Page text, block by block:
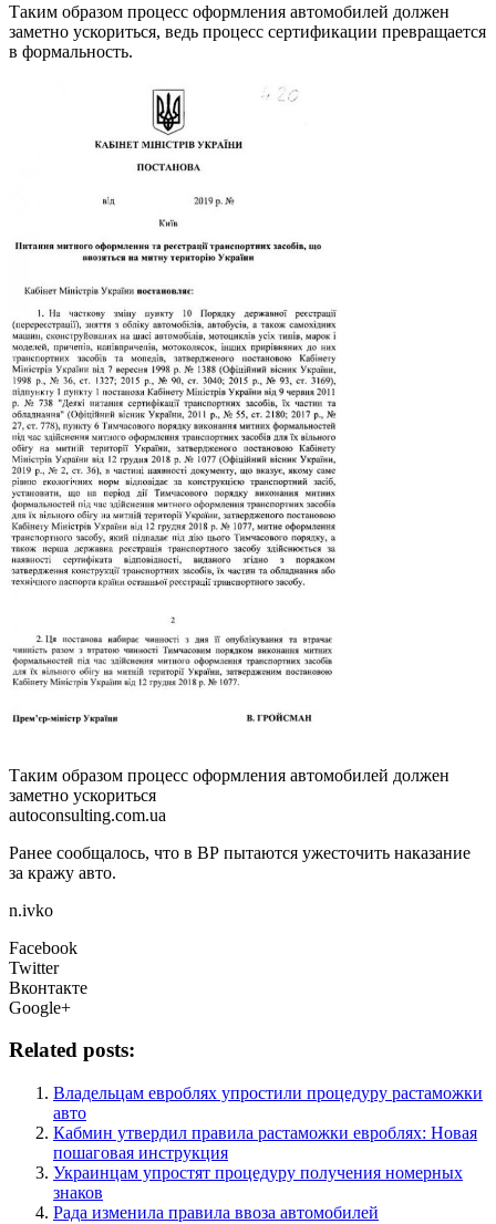
Таким образом процесс оформления автомобилей должен
заметно ускориться, ведь процесс сертификации превращается
в формальность.
Таким образом процесс оформления автомобилей должен
заметно ускориться
autoconsulting.com.ua
Ранее сообщалось, что в ВР пытаются ужесточить наказание
за кражу авто.
n.ivko
Facebook
Twitter
Вконтакте
Google+
Related posts:
Владельцам евроблях упростили процедуру растаможки
авто
Кабмин утвердил правила растаможки евроблях: Новая
пошаговая инструкция
Украинцам упростят процедуру получения номерных
знаков
Рада изменила правила ввоза автомобилей